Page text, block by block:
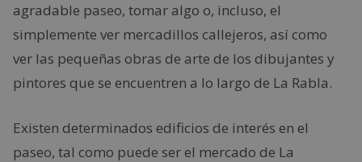
agradable paseo, tomar algo o, incluso, el
simplemente ver mercadillos callejeros, así como
ver las pequeñas obras de arte de los dibujantes y
pintores que se encuentren a lo largo de La Rabla.
Existen determinados edificios de interés en el
paseo, tal como puede ser el mercado de La